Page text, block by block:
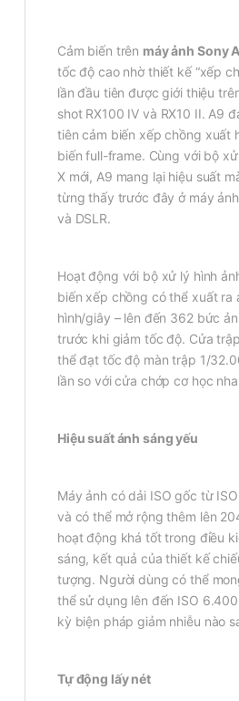
Cảm biến trên máy ảnh Sony
tốc độ cao nhờ thiết kế “xếp
lần đầu tiên được giới thiệu
shot RX100 IV và RX10 II. A9
tiên cảm biến xếp chồng xuất
biến full-frame. Cùng với bộ
X mới, A9 mang lại hiệu suất
từng thấy trước đây ở máy
và DSLR.
Hoạt động với bộ xử lý hình
biến xếp chồng có thể xuất ra
hình/giây – lên đến 362 bức
trước khi giảm tốc độ. Cửa
thể đạt tốc độ màn trập 1/
lần so với cửa chớp cơ học
Hiệu suất ánh sáng yếu
Máy ảnh có dải ISO gốc từ
và có thể mở rộng thêm lên
hoạt động khá tốt trong điều
sáng, kết quả của thiết kế
tượng. Người dùng có thể
thể sử dụng lên đến ISO
kỳ biện pháp giảm nhiễu nào
Tự động lấy nét